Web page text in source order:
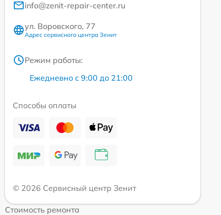
info@zenit-repair-center.ru
ул. Воровского, 77
Адрес сервисного центра Зенит
Режим работы:
Ежедневно с 9:00 до 21:00
Способы оплаты
© 2026 Сервисный центр Зенит
Стоимость ремонта